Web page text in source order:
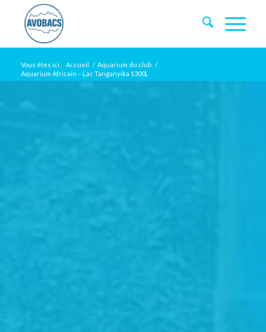
Vous êtes ici : Accueil / Aquarium du club /
Aquarium Africain – Lac Tanganyika 1300L